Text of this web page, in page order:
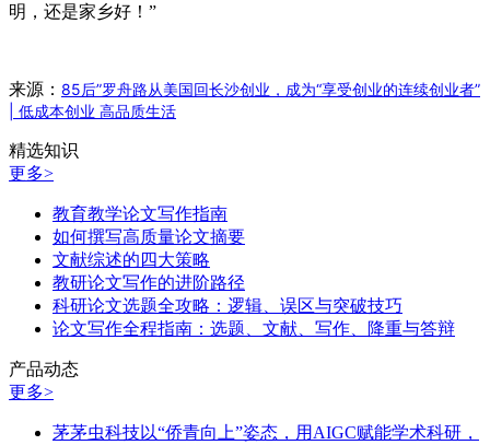
明，还是家乡好！”
来源： 85后”罗舟路从美国回长沙创业，成为“享受创业的连续创业者”
| 低成本创业 高品质生活
精选知识
更多>
教育教学论文写作指南
如何撰写高质量论文摘要
文献综述的四大策略
教研论文写作的进阶路径
科研论文选题全攻略：逻辑、误区与突破技巧
论文写作全程指南：选题、文献、写作、降重与答辩
产品动态
更多>
茅茅虫科技以“侨青向上”姿态，用AIGC赋能学术科研，